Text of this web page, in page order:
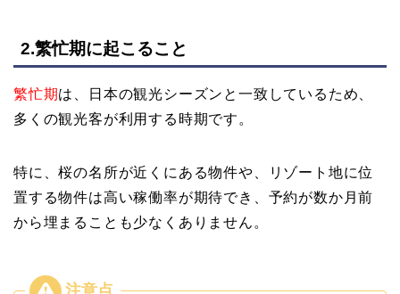
2.繁忙期に起こること
繁忙期は、日本の観光シーズンと一致しているため、
多くの観光客が利用する時期です。
特に、桜の名所が近くにある物件や、リゾート地に位
置する物件は高い稼働率が期待でき、予約が数か月前
から埋まることも少なくありません。